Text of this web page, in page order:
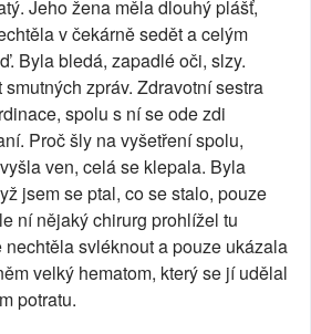
Jeho žena měla dlouhý plášť,
v čekárně sedět a celým
Byla bledá, zapadlé oči, slzy.
zpráv. Zdravotní sestra
spolu s ní se ode zdi
Proč šly na vyšetření spolu,
ven, celá se klepala. Byla
jsem se ptal, co se stalo, pouze
ní nějaký chirurg prohlížel tu
svléknout a pouze ukázala
velký hematom, který se jí udělal
potratu.